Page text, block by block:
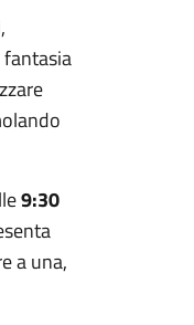
,
9:30
a una,